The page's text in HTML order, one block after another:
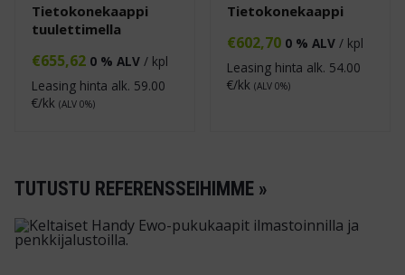
Tietokonekaappi
tuulettimella
€655,62 0 % ALV / kpl
Leasing hinta alk. 59.00
€/kk (ALV 0%)
Tietokonekaappi
€602,70 0 % ALV / kpl
Leasing hinta alk. 54.00
€/kk (ALV 0%)
TUTUSTU REFERENSSEIHIMME »